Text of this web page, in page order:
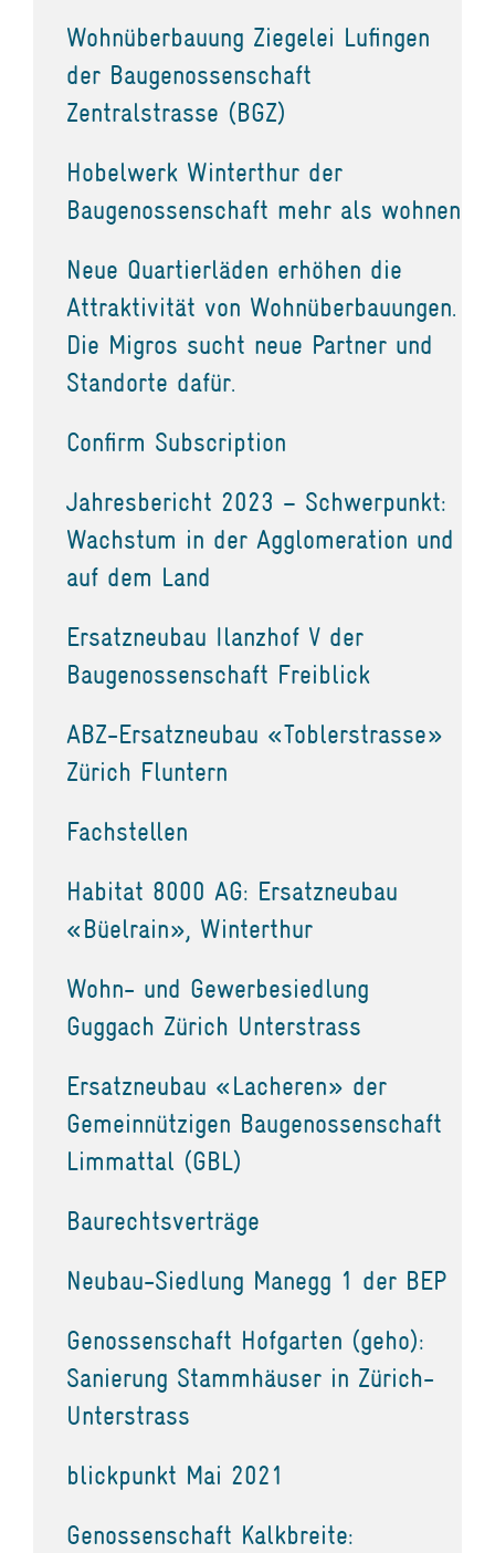
Wohnüberbauung Ziegelei Lufingen
der Baugenossenschaft
Zentralstrasse (BGZ)
Hobelwerk Winterthur der
Baugenossenschaft mehr als wohnen
Neue Quartierläden erhöhen die
Attraktivität von Wohnüberbauungen.
Die Migros sucht neue Partner und
Standorte dafür.
Confirm Subscription
Jahresbericht 2023 – Schwerpunkt:
Wachstum in der Agglomeration und
auf dem Land
Ersatzneubau Ilanzhof V der
Baugenossenschaft Freiblick
ABZ-Ersatzneubau «Toblerstrasse»
Zürich Fluntern
Fachstellen
Habitat 8000 AG: Ersatzneubau
«Büelrain», Winterthur
Wohn- und Gewerbesiedlung
Guggach Zürich Unterstrass
Ersatzneubau «Lacheren» der
Gemeinnützigen Baugenossenschaft
Limmattal (GBL)
Baurechtsverträge
Neubau-Siedlung Manegg 1 der BEP
Genossenschaft Hofgarten (geho):
Sanierung Stammhäuser in Zürich-
Unterstrass
blickpunkt Mai 2021
Genossenschaft Kalkbreite: